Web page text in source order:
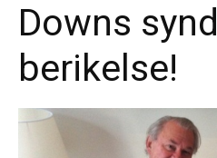
Downs
berikelse!